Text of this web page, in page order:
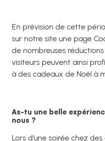
En prévision de cette
sur notre site une page
de nombreuses
visiteurs peuvent ainsi
à des cadeaux de Noël à
As-tu une belle
nous ?
Lors d’une soirée chez